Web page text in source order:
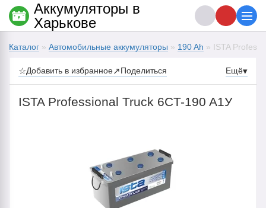
Каталог » Автомобильные аккумуляторы » 190 Ah » ISTA
☆Добавить в избранное↗Поделиться Ещё▾
ISTA Professional Truck 6CT-190 A1У
Аккумуляторы в
Харькове